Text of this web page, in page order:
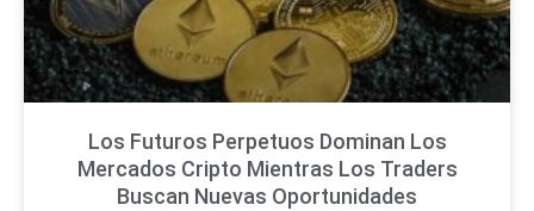
Los Futuros Perpetuos Dominan Los
Mercados Cripto Mientras Los Traders
Buscan Nuevas Oportunidades